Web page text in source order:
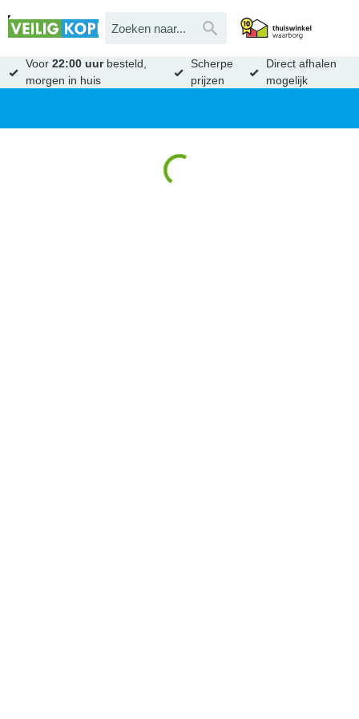
Voor22:00 uurbesteld,
morgen in huis
Scherpe
prijzen
Direct afhalen
mogelijk